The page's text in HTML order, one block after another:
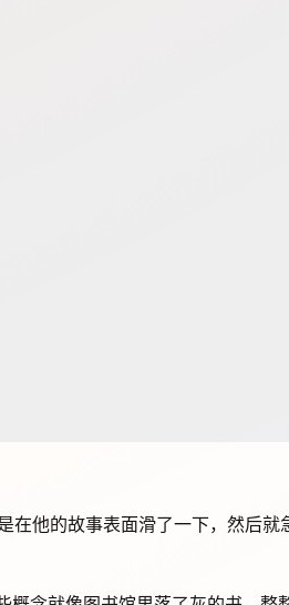
在他的故事表面滑了一下，然后就